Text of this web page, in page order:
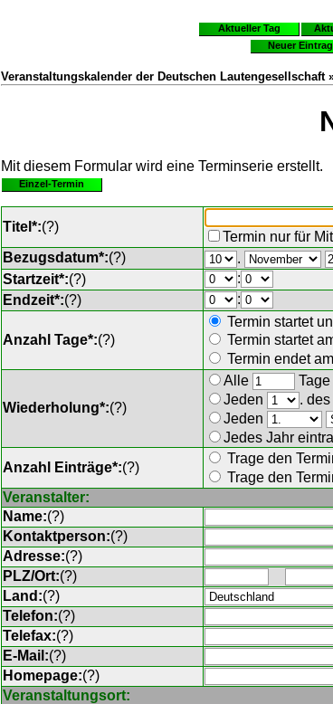
Aktueller Tag
Neuer Eintrag
Veranstaltungskalender der Deutschen Lautengesellschaft
Mit diesem Formular wird eine Terminserie erstellt.
Einzel-Termin
Titel*:(?)
Termin nur für
Bezugsdatum*:(?)
.
Startzeit*:(?) :
Endzeit*:(?) :
Anzahl Tage*:(?)
Termin startet
Termin startet
Termin endet
Wiederholung*:(?)
Alle
Jeden
.
Jeden
Jedes Jahr
Anzahl Einträge*:(?)
Trage den
Trage den
Veranstalter:
Name:(?)
Kontaktperson:(?)
Adresse:(?)
PLZ/Ort:(?)
Land:(?)
Telefon:(?)
Telefax:(?)
E-Mail:(?)
Homepage:(?)
Veranstaltungsort: